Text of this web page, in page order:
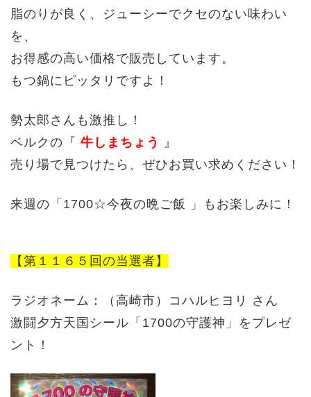
脂のりが良く、ジューシーでクセのない味わい
を、
お得感の高い価格で販売しています。
もつ鍋にピッタリですよ！
勢太郎さんも激推し！
ベルクの『 牛しまちょう
』
売り場で見つけたら、ぜひお買い求めください！
来週の「1700☆今夜の晩ご飯 」もお楽しみに！
【第１１６５回の当選者】
ラジオネーム：（高崎市）コハルヒヨリ さん
激闘夕方天国シール「1700の守護神」をプレゼ
ント！